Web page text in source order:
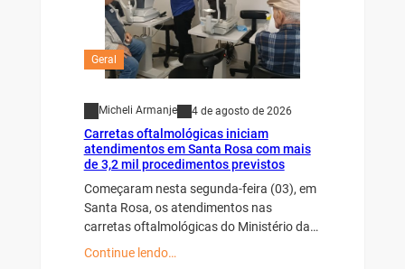
Geral
Micheli Armanje 4 de agosto de 2026
Carretas oftalmológicas iniciam
atendimentos em Santa Rosa com mais
de 3,2 mil procedimentos previstos
Começaram nesta segunda-feira (03), em
Santa Rosa, os atendimentos nas
carretas oftalmológicas do Ministério da…
Continue lendo…